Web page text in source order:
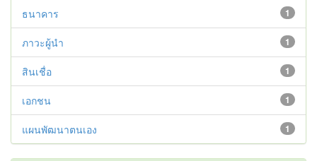
1
ธนาคาร
1
ภาวะผู้นำ
1
สินเชื่อ
1
เอกชน
1
แผนพัฒนาตนเอง